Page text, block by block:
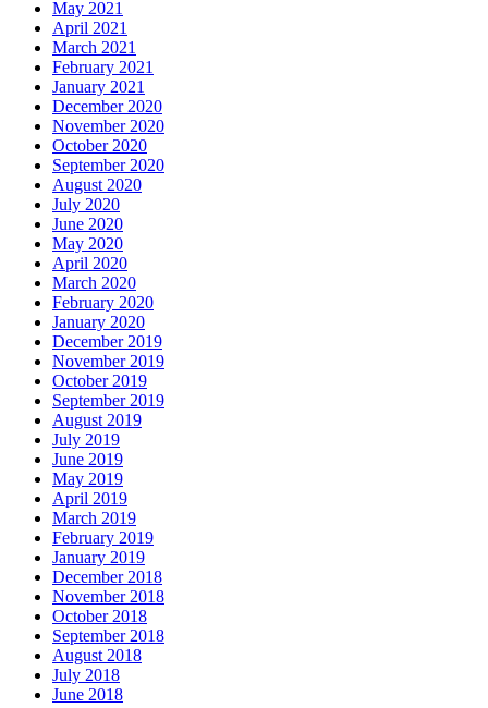
May 2021
April 2021
March 2021
February 2021
January 2021
December 2020
November 2020
October 2020
September 2020
August 2020
July 2020
June 2020
May 2020
April 2020
March 2020
February 2020
January 2020
December 2019
November 2019
October 2019
September 2019
August 2019
July 2019
June 2019
May 2019
April 2019
March 2019
February 2019
January 2019
December 2018
November 2018
October 2018
September 2018
August 2018
July 2018
June 2018